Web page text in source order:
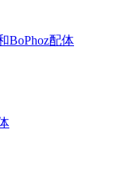
BoPhoz配体